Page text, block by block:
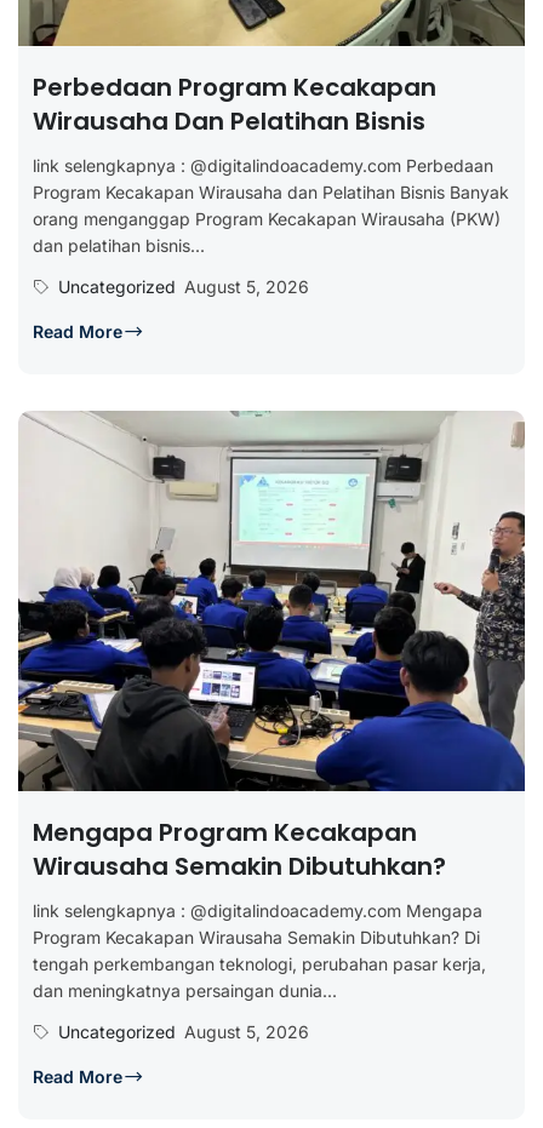
Perbedaan Program Kecakapan
Wirausaha Dan Pelatihan Bisnis
link selengkapnya : @digitalindoacademy.com Perbedaan
Program Kecakapan Wirausaha dan Pelatihan Bisnis Banyak
orang menganggap Program Kecakapan Wirausaha (PKW)
dan pelatihan bisnis...
Uncategorized August 5, 2026
Read More
Mengapa Program Kecakapan
Wirausaha Semakin Dibutuhkan?
link selengkapnya : @digitalindoacademy.com Mengapa
Program Kecakapan Wirausaha Semakin Dibutuhkan? Di
tengah perkembangan teknologi, perubahan pasar kerja,
dan meningkatnya persaingan dunia...
Uncategorized August 5, 2026
Read More